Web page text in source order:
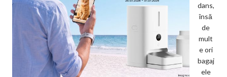
dans,
însă
de
mult
e ori
bagaj
ele